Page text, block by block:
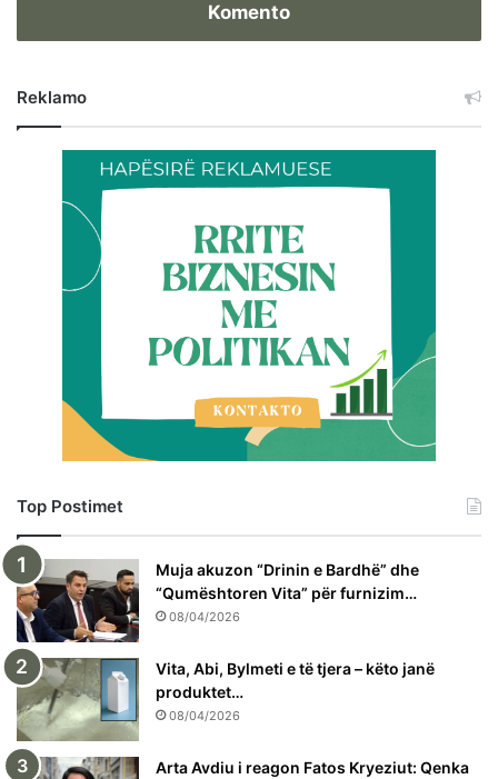
Komento
Reklamo
Top Postimet
Muja akuzon “Drinin e Bardhë” dhe
“Qumështoren Vita” për furnizim…
08/04/2026
Vita, Abi, Bylmeti e të tjera – këto janë
produktet…
08/04/2026
Arta Avdiu i reagon Fatos Kryeziut: Qenka